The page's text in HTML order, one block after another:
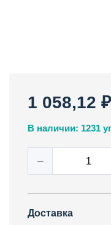
1 058,12 ₽
В наличии: 1231
−
Доставка